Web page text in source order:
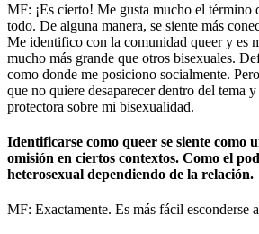
MF: ¡Es cierto! Me gusta mucho el término
todo. De alguna manera, se siente más
Me identifico con la comunidad queer y es
mucho más grande que otros bisexuales.
como donde me posiciono socialmente.
que no quiere desaparecer dentro del tema
protectora sobre mi bisexualidad.
Identificarse como queer se siente como
omisión en ciertos contextos. Como el
heterosexual dependiendo de la relación.
MF: Exactamente. Es más fácil esconderse